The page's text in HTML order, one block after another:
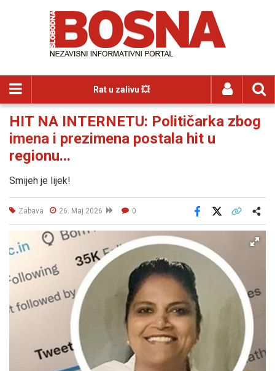
Rat u zalivu 💥
HIT NA INTERNETU: Političarka zbog
imena i prezimena postala hit u
regionu...
Smijeh je lijek!
Zabava 26. Maj 2026 0
Facebook